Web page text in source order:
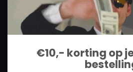
We use what we sell, that's
€10,- korting op